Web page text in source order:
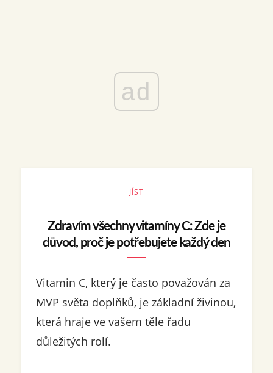
ad
JÍST
Zdravím všechny vitamíny C: Zde je
důvod, proč je potřebujete každý den
Vitamin C, který je často považován za
MVP světa doplňků, je základní živinou,
která hraje ve vašem těle řadu
důležitých rolí.